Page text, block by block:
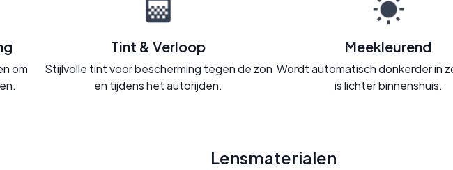
om
Tint & Verloop
Stijlvolle tint voor bescherming tegen de zon
en tijdens het autorijden.
Meekleurend
Wordt automatisch donkerder in
is lichter binnenshuis.
Lensmaterialen